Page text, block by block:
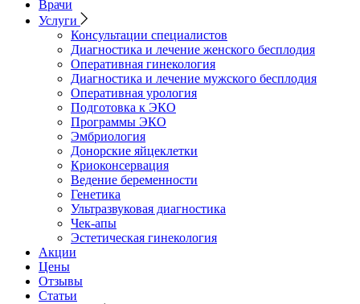
Врачи
Услуги
Консультации специалистов
Диагностика и лечение женского бесплодия
Оперативная гинекология
Диагностика и лечение мужского бесплодия
Оперативная урология
Подготовка к ЭКО
Программы ЭКО
Эмбриология
Донорские яйцеклетки
Криоконсервация
Ведение беременности
Генетика
Ультразвуковая диагностика
Чек-апы
Эстетическая гинекология
Акции
Цены
Отзывы
Статьи